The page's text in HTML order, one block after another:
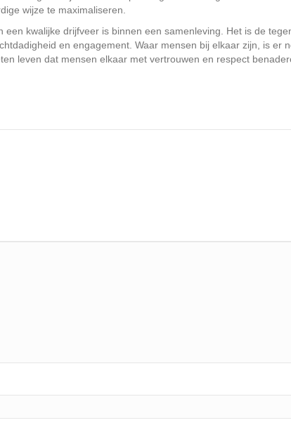
wijze te maximaliseren.
kwalijke drijfveer is binnen een samenleving. Het is de
en engagement. Waar mensen bij elkaar zijn, is er
leven dat mensen elkaar met vertrouwen en respect